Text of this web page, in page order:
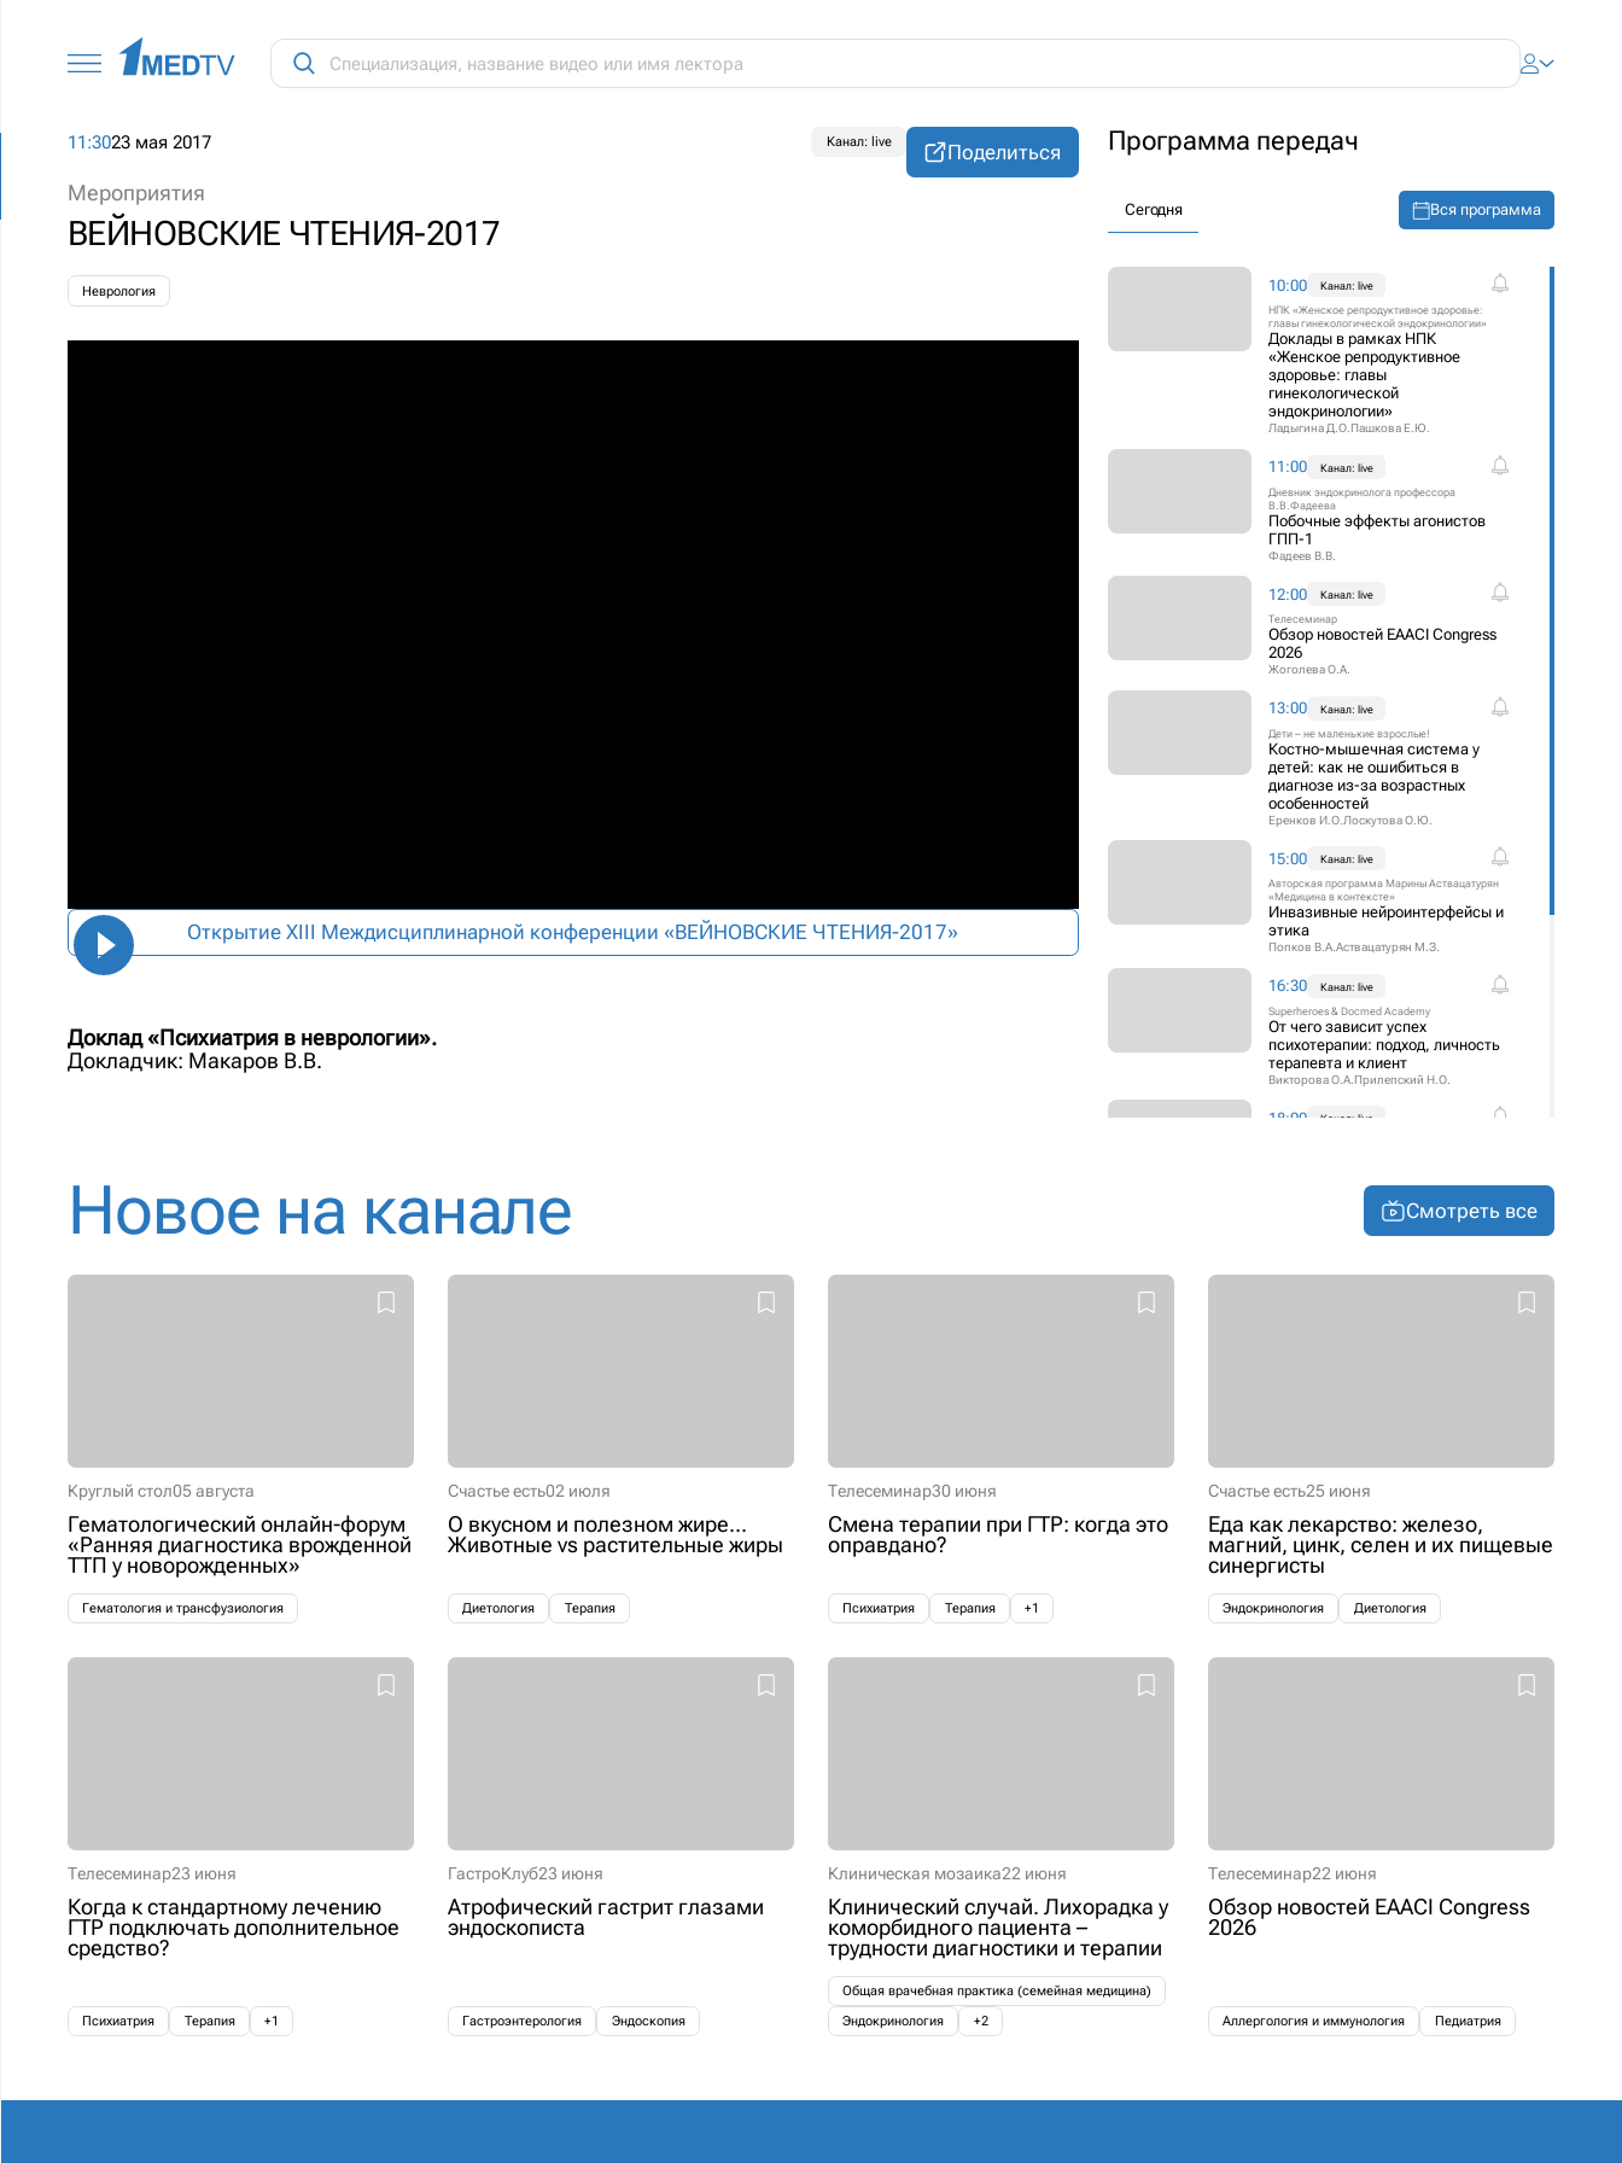
11:3023 мая 2017 Канал: live
Мероприятия
ВЕЙНОВСКИЕ ЧТЕНИЯ-2017
Неврология
Поделиться
Открытие XIII Междисциплинарной конференции «ВЕЙНОВСКИЕ ЧТЕНИЯ-2017»
Доклад «Психиатрия в неврологии».
Докладчик: Макаров В.В.
Программа передач
Сегодня Вся программа
10:00
Канал: live
НПК «Женское репродуктивное здоровье:
главы гинекологической эндокринологии»
Доклады в рамках НПК
«Женское репродуктивное
здоровье: главы
гинекологической
эндокринологии»
Ладыгина Д.О.Пашкова Е.Ю.
11:00
Канал: live
Дневник эндокринолога профессора
В.В.Фадеева
Побочные эффекты агонистов
ГПП-1
Фадеев В.В.
12:00
Канал: live
Телесеминар
Обзор новостей EAACI Congress
2026
Жоголева О.А.
13:00
Канал: live
Дети – не маленькие взрослые!
Костно-мышечная система у
детей: как не ошибиться в
диагнозе из-за возрастных
особенностей
Еренков И.О. Лоскутова О.Ю.
15:00
Канал: live
Авторская программа Марины Аствацатурян
«Медицина в контексте»
Инвазивные нейроинтерфейсы и
этика
Попков В.А.Аствацатурян М.З.
16:30
Канал: live
Superheroes & Docmed Academy
От чего зависит успех
психотерапии: подход, личность
терапевта и клиент
Викторова О.А. Прилепский Н.О.
18:00
Канал: live
оториноларинголога
Довлатова Е.А.
Телесеминар
Новое на канале Смотреть все
Круглый стол05 августа
Гематологический онлайн-форум
«Ранняя диагностика врожденной
ТТП у новорожденных»
Гематология и трансфузиология
Счастье есть02 июля
О вкусном и полезном жире...
Животные vs растительные жиры
Диетология Терапия
Телесеминар30 июня
Смена терапии при ГТР: когда это
оправдано?
Психиатрия Терапия +1
Счастье есть25 июня
Еда как лекарство: железо,
магний, цинк, селен и их пищевые
синергисты
Эндокринология Диетология
Телесеминар23 июня
Когда к стандартному лечению
ГТР подключать дополнительное
средство?
Психиатрия Терапия +1
ГастроКлуб23 июня
Атрофический гастрит глазами
эндоскописта
Гастроэнтерология Эндоскопия
Клиническая мозаика22 июня
Клинический случай. Лихорадка у
коморбидного пациента –
трудности диагностики и терапии
Общая врачебная практика (семейная медицина)
Эндокринология
+2
Телесеминар22 июня
Обзор новостей EAACI Congress
2026
Аллергология и иммунология Педиатрия